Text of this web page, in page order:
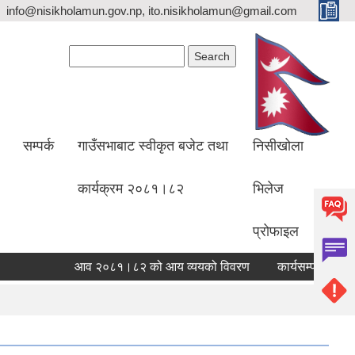
info@nisikholamun.gov.np, ito.nisikholamun@gmail.com
सम्पर्क गाउँसभाबाट स्वीकृत बजेट तथा
कार्यक्रम २०८१।८२
निसीखोला
भिलेज
प्रोफाइल
आव २०८१।८२ को आय व्ययको विवरण कार्यसम्पादन